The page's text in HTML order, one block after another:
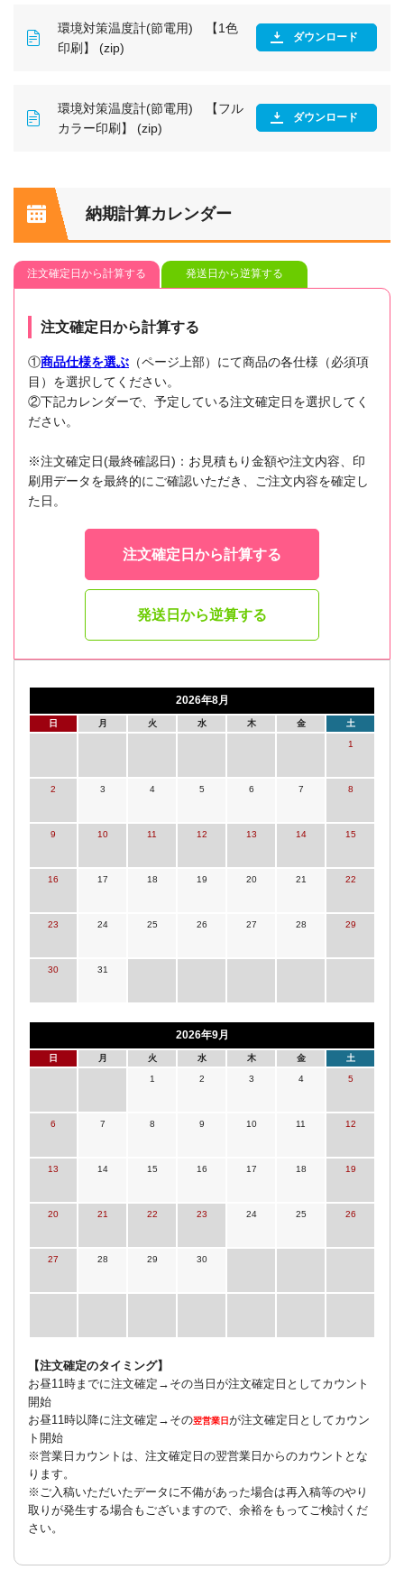
環境対策温度計(節電用) 【1色
印刷】 (zip)
ダウンロード
環境対策温度計(節電用) 【フル
カラー印刷】 (zip)
ダウンロード
納期計算カレンダー
注文確定日から計算する 発送日から逆算する
注文確定日から計算する
①商品仕様を選ぶ （ページ上部）にて商品の各仕様（必須項
目）を選択してください。
②下記カレンダーで、予定している注文確定日を選択してく
ださい。
※注文確定日(最終確認日)：お見積もり金額や注文内容、印
刷用データを最終的にご確認いただき、ご注文内容を確定し
た日。
注文確定日から計算する
発送日から逆算する
2026年8月
日 月 火 水 木 金 土
1
2 3 4 5 6 7 8
9 10 11 12 13 14 15
16 17 18 19 20 21 22
23 24 25 26 27 28 29
30 31
2026年9月
日 月 火 水 木 金 土
1 2 3 4 5
6 7 8 9 10 11 12
13 14 15 16 17 18 19
20 21 22 23 24 25 26
27 28 29 30
【注文確定のタイミング】
お昼11時までに注文確定→その当日が注文確定日としてカウント
開始
お昼11時以降に注文確定→その翌営業日が注文確定日としてカウン
ト開始
※営業日カウントは、注文確定日の翌営業日からのカウントとな
ります。
※ご入稿いただいたデータに不備があった場合は再入稿等のやり
取りが発生する場合もございますので、余裕をもってご検討くだ
さい。